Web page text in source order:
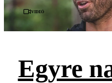
Videó
Egyre